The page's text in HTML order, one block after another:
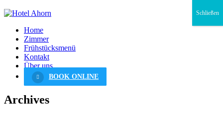
Home
Zimmer
Frühstücksmenü
Kontakt
Über uns
BOOK ONLINE
Archives
Schließen